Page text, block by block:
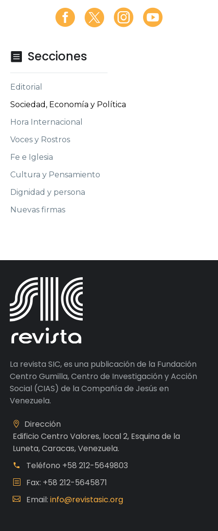
 Secciones
Editorial
Sociedad, Economía y Política
Hora Internacional
Voces y Rostros
Fe e Iglesia
Cultura y Pensamiento
Dignidad y persona
Nuevas firmas
La revista SIC, es una publicación de la Fundación
Centro Gumilla, Centro de Investigación y Acción
Social (CIAS) de la Compañía de Jesús en
Venezuela.
Dirección
Edificio Centro Valores, local 2, Esquina de la
Luneta, Caracas, Venezuela.
Teléfono +58 212-5649803
Fax: +58 212-5645871
Email: info@revistasic.org